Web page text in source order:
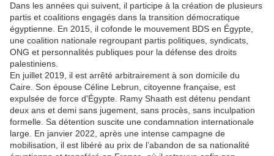
Dans les années qui suivent, il participe à la création de plusieurs
partis et coalitions engagés dans la transition démocratique
égyptienne. En 2015, il cofonde le mouvement BDS en Égypte,
une coalition nationale regroupant partis politiques, syndicats,
ONG et personnalités publiques pour la défense des droits
palestiniens.
En juillet 2019, il est arrêté arbitrairement à son domicile du
Caire. Son épouse Céline Lebrun, citoyenne française, est
expulsée de force d'Égypte. Ramy Shaath est détenu pendant
deux ans et demi sans jugement, sans procès, sans inculpation
formelle. Sa détention suscite une condamnation internationale
large. En janvier 2022, après une intense campagne de
mobilisation, il est libéré au prix de l’abandon de sa nationalité